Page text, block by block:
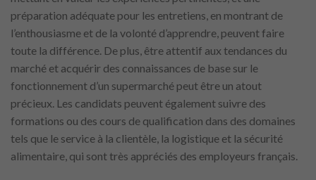
préparation adéquate pour les entretiens, en montrant de
l’enthousiasme et de la volonté d’apprendre, peuvent faire
toute la différence. De plus, être attentif aux tendances du
marché et acquérir des connaissances de base sur le
fonctionnement d’un supermarché peut être un atout
précieux. Les candidats peuvent également suivre des
formations ou des cours de qualification dans des domaines
tels que le service à la clientèle, la logistique et la sécurité
alimentaire, qui sont très appréciés des employeurs français.